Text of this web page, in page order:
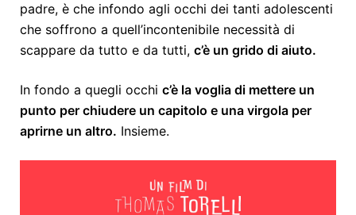
padre, è che infondo agli occhi dei tanti adolescenti
che soffrono a quell’incontenibile necessità di
scappare da tutto e da tutti, c’è un grido di aiuto.
In fondo a quegli occhi c’è la voglia di mettere un
punto per chiudere un capitolo e una virgola per
aprirne un altro. Insieme.